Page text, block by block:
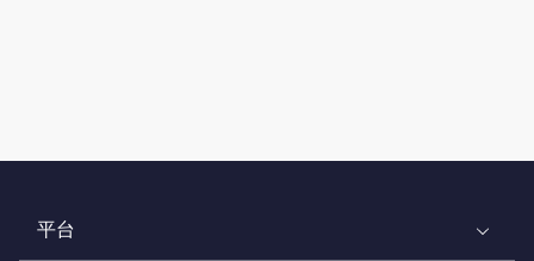
平台